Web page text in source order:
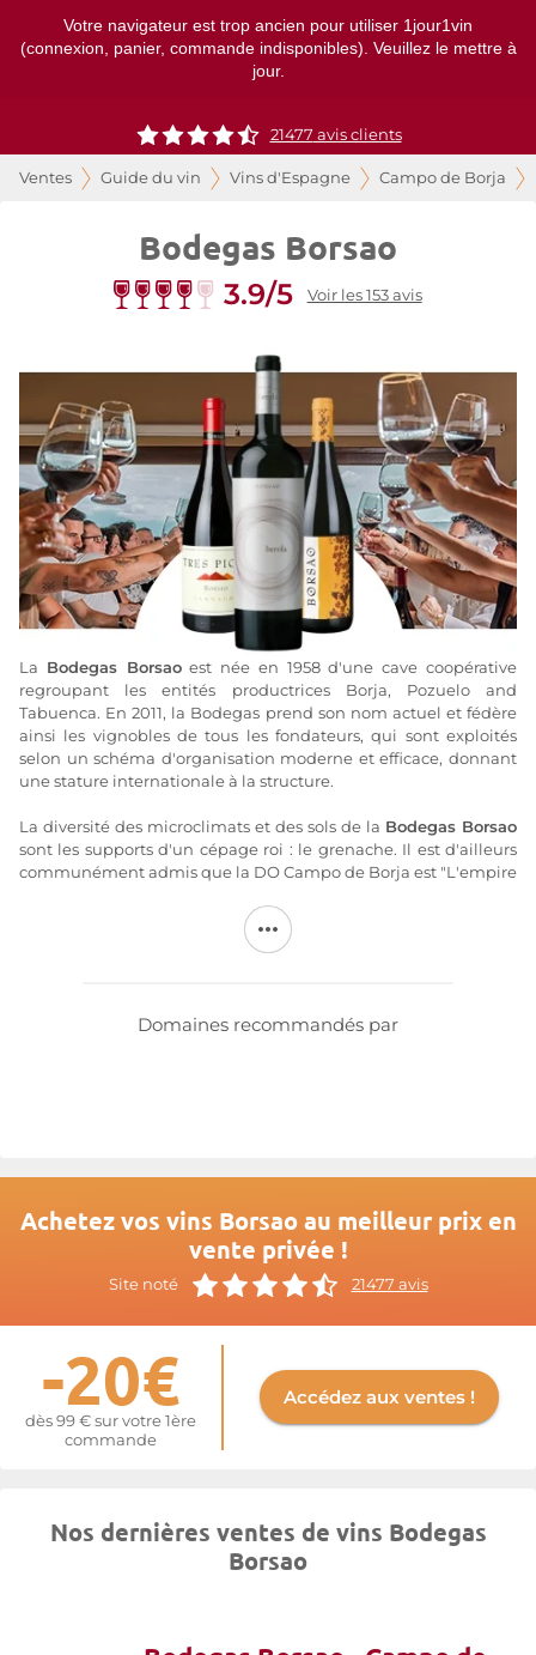
Votre navigateur est trop ancien pour utiliser 1jour1vin
(connexion, panier, commande indisponibles). Veuillez le mettre à
jour.
21477 avis clients
Ventes Guide du vin Vins d'Espagne Campo de Borja
Bodegas Borsao
3.9/5 Voir les 153 avis
La Bodegas Borsaoest née en 1958 d'une cave coopérative
regroupant les entités productrices Borja, Pozuelo and
Tabuenca. En 2011, la Bodegas prend son nom actuel et fédère
ainsi les vignobles de tous les fondateurs, qui sont exploités
selon un schéma d'organisation moderne et efficace, donnant
une stature internationale à la structure.
La diversité des microclimats et des sols de la Bodegas Borsao
sont les supports d'un cépage roi : le grenache. Il est d'ailleurs
communément admis que la DO Campo de Borja est "L'empire
tempranillo, le Cabernet, la Mazuela, le Syrah et le Merlot pour
les rouges, le Maccabeu, le Chardonnay et la muscadelle pour
Bodegas Borsaosont exportés dans le monde
Domaines recommandés par
Achetez vos vins Borsao au meilleur prix en
vente privée !
Site noté 21477 avis
-20€
dès 99 € sur votre 1ère
commande
Accédez aux ventes !
Nos dernières ventes de vins Bodegas
Borsao